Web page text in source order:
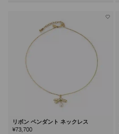
リボン ペンダント ネックレス
¥73,700